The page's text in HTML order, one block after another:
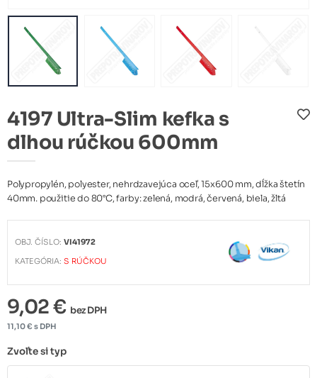
4197 Ultra-Slim kefka s
dlhou rúčkou 600mm
Polypropylén, polyester, nehrdzavejúca oceľ, 15x600 mm, dĺžka štetín
40mm. použitie do 80°C, farby: zelená, modrá, červená, biela, žltá
OBJ. ČÍSLO:VI41972
KATEGÓRIA:S RÚČKOU
9,02 € bez DPH
11,10 € s DPH
Zvoľte si typ